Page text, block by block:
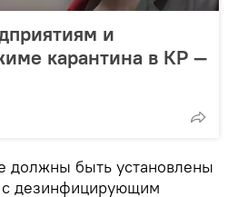
и
карантина в КР —
должны быть установлены
с дезинфицирующим